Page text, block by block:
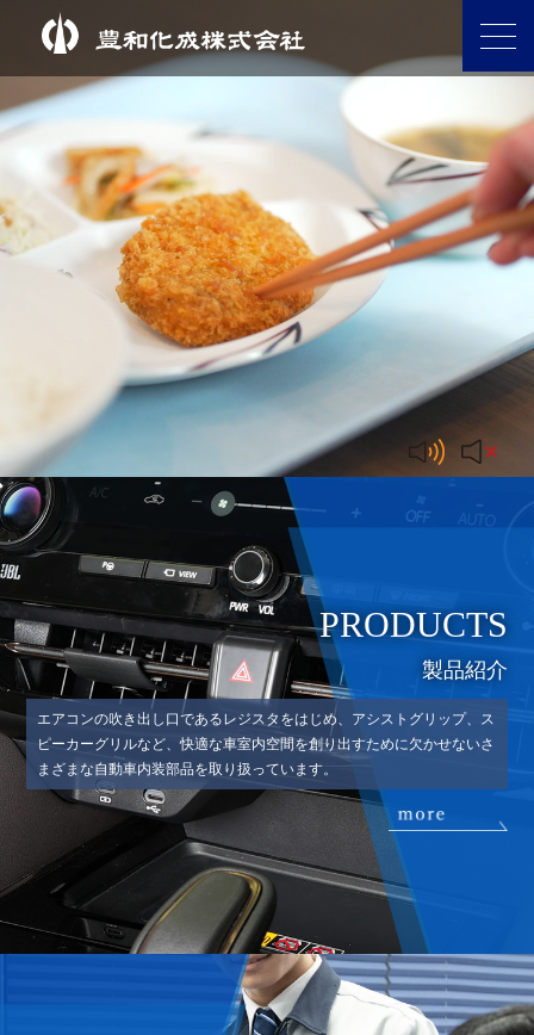
PRODUCTS
製品紹介
エアコンの吹き出し口であるレジスタをはじめ、アシストグリップ、ス
ピーカーグリルなど、快適な車室内空間を創り出すために欠かせないさ
まざまな自動車内装部品を取り扱っています。